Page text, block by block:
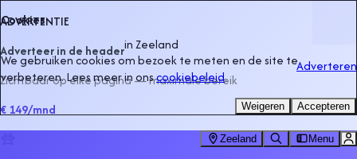
ADVERTENTIE
Adverteer in de headerinZeeland
Zichtbaar op elke pagina — maximale bereik
€ 149/mnd
Adverteren
Zeeland Menu
Cookies
We gebruiken cookies om bezoek te meten en de site te
verbeteren. Lees meer in onscookiebeleid.
Weigeren Accepteren